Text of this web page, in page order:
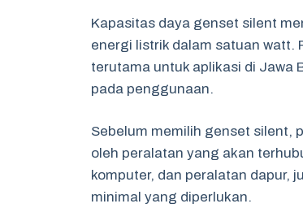
Kapasitas daya genset silent
energi listrik dalam satuan
terutama untuk aplikasi di Jawa
pada penggunaan.
Sebelum memilih genset silent,
oleh peralatan yang akan
komputer, dan peralatan dapur,
minimal yang diperlukan.